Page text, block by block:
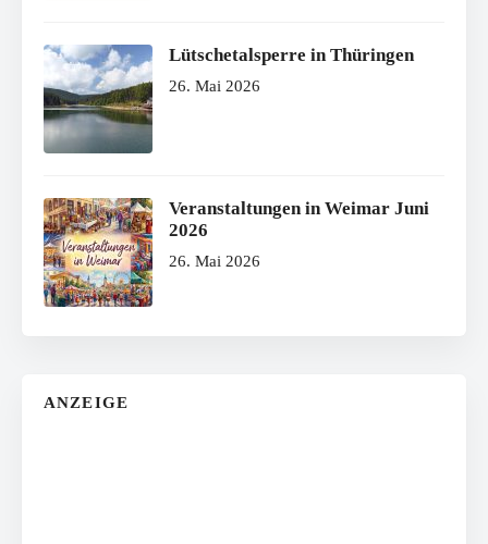
Lütschetalsperre in Thüringen
26. Mai 2026
Veranstaltungen in Weimar Juni
2026
26. Mai 2026
ANZEIGE